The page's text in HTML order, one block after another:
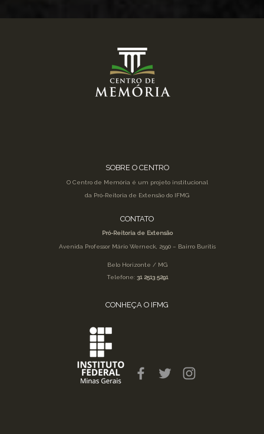
SOBRE O CENTRO
O Centro de Memória é um projeto institucional
da Pró-Reitoria de Extensão do IFMG
CONTATO
Pró-Reitoria de Extensão
Avenida Professor Mário Werneck, 2590 – Bairro Buritis
Belo Horizonte / MG
Telefone:31 2513 5291
CONHEÇA O IFMG